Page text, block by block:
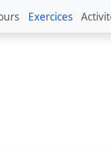
Exercices